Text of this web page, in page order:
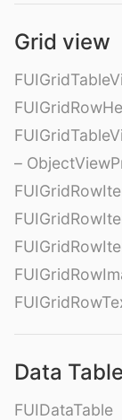
Grid view
–
Data Table
FUIDataTable